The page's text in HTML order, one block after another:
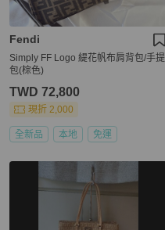
Fendi
Simply FF Logo 緹花帆布肩背包/手提
包(棕色)
TWD 72,800
現折 2,000
全新品 本地 免運